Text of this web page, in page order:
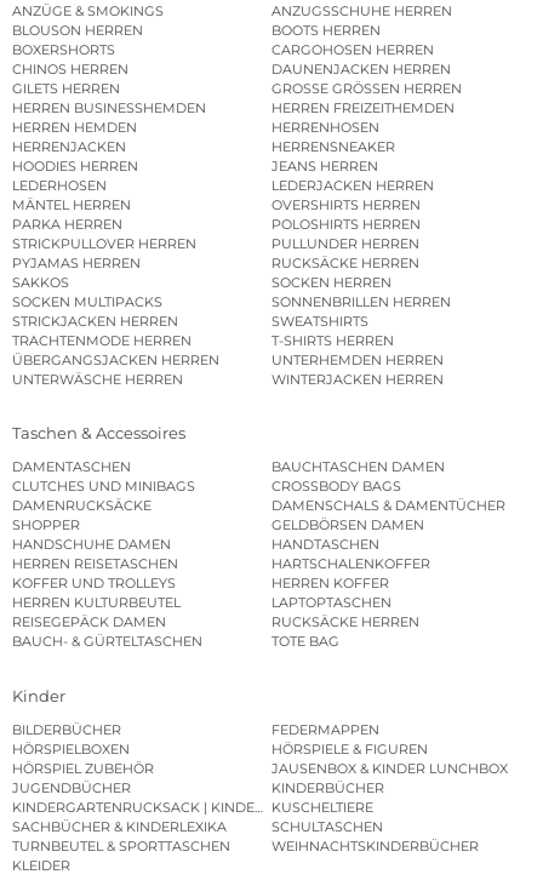
ANZÜGE & SMOKINGS
ANZUGSSCHUHE HERREN
BLOUSON HERREN
BOOTS HERREN
BOXERSHORTS
CARGOHOSEN HERREN
CHINOS HERREN
DAUNENJACKEN HERREN
GILETS HERREN
GROSSE GRÖSSEN HERREN
HERREN BUSINESSHEMDEN
HERREN FREIZEITHEMDEN
HERREN HEMDEN
HERRENHOSEN
HERRENJACKEN
HERRENSNEAKER
HOODIES HERREN
JEANS HERREN
LEDERHOSEN
LEDERJACKEN HERREN
MÄNTEL HERREN
OVERSHIRTS HERREN
PARKA HERREN
POLOSHIRTS HERREN
STRICKPULLOVER HERREN
PULLUNDER HERREN
PYJAMAS HERREN
RUCKSÄCKE HERREN
SAKKOS
SOCKEN HERREN
SOCKEN MULTIPACKS
SONNENBRILLEN HERREN
STRICKJACKEN HERREN
SWEATSHIRTS
TRACHTENMODE HERREN
T-SHIRTS HERREN
ÜBERGANGSJACKEN HERREN
UNTERHEMDEN HERREN
UNTERWÄSCHE HERREN
WINTERJACKEN HERREN
Taschen & Accessoires
DAMENTASCHEN
BAUCHTASCHEN DAMEN
CLUTCHES UND MINIBAGS
CROSSBODY BAGS
DAMENRUCKSÄCKE
DAMENSCHALS & DAMENTÜCHER
SHOPPER
GELDBÖRSEN DAMEN
HANDSCHUHE DAMEN
HANDTASCHEN
HERREN REISETASCHEN
HARTSCHALENKOFFER
KOFFER UND TROLLEYS
HERREN KOFFER
HERREN KULTURBEUTEL
LAPTOPTASCHEN
REISEGEPÄCK DAMEN
RUCKSÄCKE HERREN
BAUCH- & GÜRTELTASCHEN
TOTE BAG
Kinder
BILDERBÜCHER
FEDERMAPPEN
HÖRSPIELBOXEN
HÖRSPIELE & FIGUREN
HÖRSPIEL ZUBEHÖR
JAUSENBOX & KINDER LUNCHBOX
JUGENDBÜCHER
KINDERBÜCHER
KINDERGARTENRUCKSACK | KINDERGARTENBEUTEL
KUSCHELTIERE
SACHBÜCHER & KINDERLEXIKA
SCHULTASCHEN
TURNBEUTEL & SPORTTASCHEN
WEIHNACHTSKINDERBÜCHER
KLEIDER